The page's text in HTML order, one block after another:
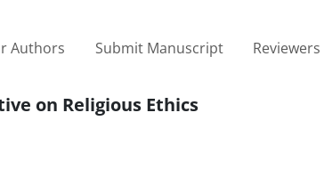
Authors Submit Manuscript Reviewers
on Religious Ethics